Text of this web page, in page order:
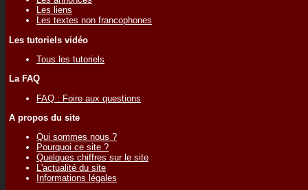
Les liens
Les textes non francophones
Les tutoriels vidéo
Tous les tutoriels
La FAQ
FAQ : Foire aux questions
A propos du site
Qui sommes nous ?
Pourquoi ce site ?
Quelques chiffres sur le site
L'actualité du site
Informations légales